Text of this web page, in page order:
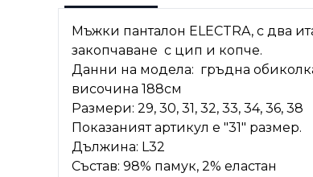
Мъжки панталон ELECTRA, с два
закопчаване с цип и копче.
Данни на модела: гръдна
височина 188см
Размери: 29, 30, 31, 32, 33, 34, 36, 38
Показаният артикул е "31" размер.
Дължина: L32
Състав: 98% памук, 2% еластан